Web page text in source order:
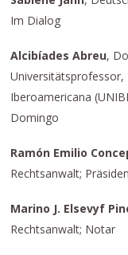
Im Dialog
Alcibíades Abreu,
Iberoamericana
Domingo
Ramón Emilio
Rechtsanwalt;
Marino J. Elsevyf
Rechtsanwalt; Notar